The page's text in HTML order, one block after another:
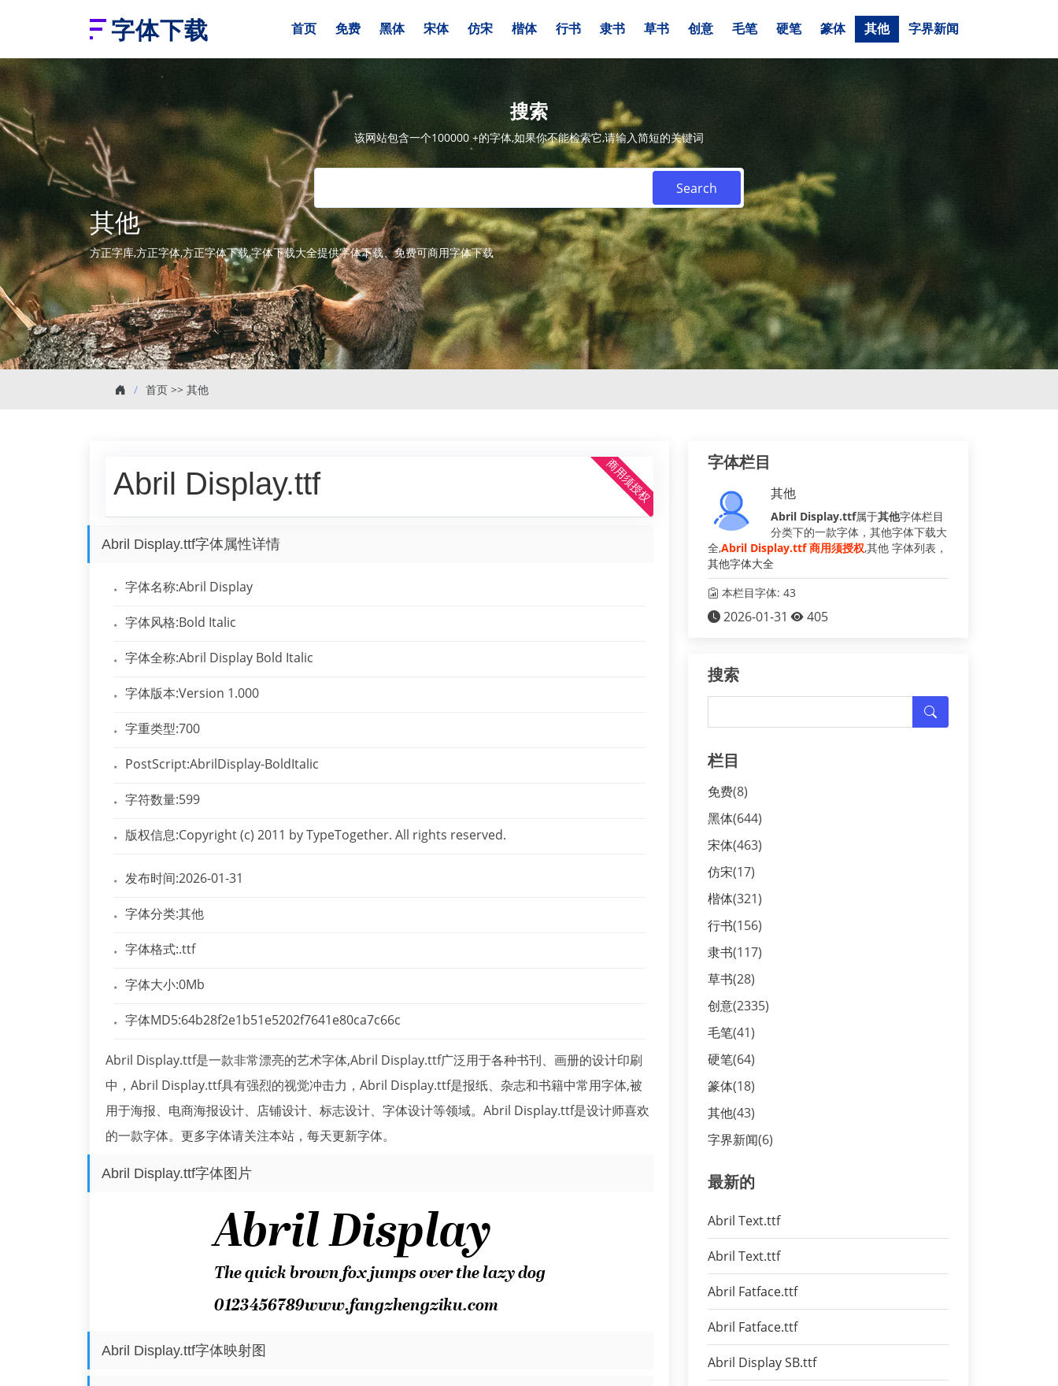
字体下载 首页 免费 黑体 宋体 仿宋 楷体 行书 隶书 草书 创意 毛笔 硬笔 篆体 其他 字界新闻
搜索
该网站包含一个100000 +的字体,如果你不能检索它,请输入简短的关键词
其他
方正字库,方正字体,方正字体下载,字体下载大全提供字体下载、免费可商用字体下载
首页 >> 其他
Abril Display.ttf 商用须授权
Abril Display.ttf字体属性详情
字体名称:Abril Display
字体风格:Bold Italic
字体全称:Abril Display Bold Italic
字体版本:Version 1.000
字重类型:700
PostScript:AbrilDisplay-BoldItalic
字符数量:599
版权信息:Copyright (c) 2011 by TypeTogether. All rights reserved.
发布时间:2026-01-31
字体分类:其他
字体格式:.ttf
字体大小:0Mb
字体MD5:64b28f2e1b51e5202f7641e80ca7c66c
Abril Display.ttf是一款非常漂亮的艺术字体,Abril Display.ttf广泛用于各种书刊、画册的设计印刷
中，Abril Display.ttf具有强烈的视觉冲击力，Abril Display.ttf是报纸、杂志和书籍中常用字体,被
用于海报、电商海报设计、店铺设计、标志设计、字体设计等领域。Abril Display.ttf是设计师喜欢
的一款字体。更多字体请关注本站，每天更新字体。
Abril Display.ttf字体图片
Abril Display.ttf字体映射图
字体栏目
其他
Abril Display.ttf属于其他字体栏目
分类下的一款字体，其他字体下载大
全,Abril Display.ttf 商用须授权,其他 字体列表，
其他字体大全
本栏目字体: 43
2026-01-31 405
搜索
栏目
免费(8)
黑体(644)
宋体(463)
仿宋(17)
楷体(321)
行书(156)
隶书(117)
草书(28)
创意(2335)
毛笔(41)
硬笔(64)
篆体(18)
其他(43)
字界新闻(6)
最新的
Abril Text.ttf
Abril Text.ttf
Abril Fatface.ttf
Abril Fatface.ttf
Abril Display SB.ttf